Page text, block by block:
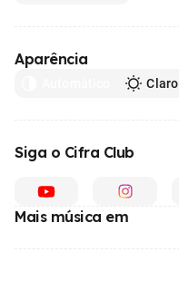
Aparência
Claro
Siga o Cifra Club
Mais música em